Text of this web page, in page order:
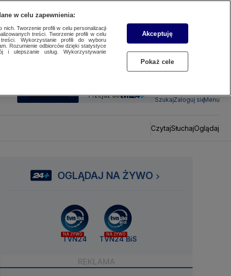
SUBSKRYBUJ Przejdź do
SzukajZaloguj sięMenu
CzytajSłuchajOglądaj
OGLĄDAJ NA ŻYWO
NA ŻYWO
TVN24
NA ŻYWO
TVN24 BiS
w celu zapewnienia:
nich. Tworzenie profili w celu personalizacji
treści. Tworzenie profili w celu
Wykorzystanie profili do wyboru
Rozumienie odbiorców dzięki statystyce
i ulepszanie usług. Wykorzystywanie
Akceptuję
Pokaż cele